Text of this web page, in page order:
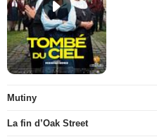
Mutiny
La fin d’Oak Street